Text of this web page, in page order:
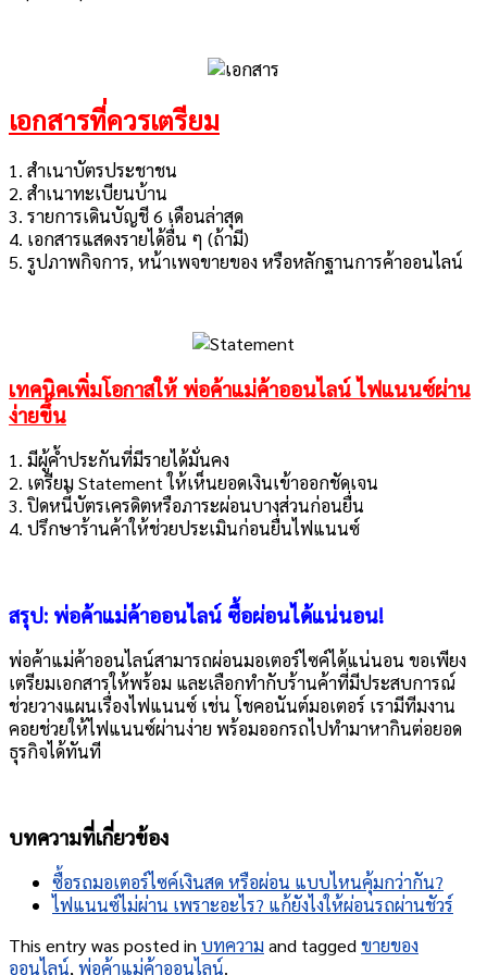
เอกสารที่ควรเตรียม
1. สำเนาบัตรประชาชน
2. สำเนาทะเบียนบ้าน
3. รายการเดินบัญชี 6 เดือนล่าสุด
4. เอกสารแสดงรายได้อื่น ๆ (ถ้ามี)
5. รูปภาพกิจการ, หน้าเพจขายของ หรือหลักฐานการค้าออนไลน์
เทคนิคเพิ่มโอกาสให้ พ่อค้าแม่ค้าออนไลน์ ไฟแนนซ์ผ่าน
ง่ายขึ้น
1. มีผู้ค้ำประกันที่มีรายได้มั่นคง
2. เตรียม Statement ให้เห็นยอดเงินเข้าออกชัดเจน
3. ปิดหนี้บัตรเครดิตหรือภาระผ่อนบางส่วนก่อนยื่น
4. ปรึกษาร้านค้าให้ช่วยประเมินก่อนยื่นไฟแนนซ์
สรุป: พ่อค้าแม่ค้าออนไลน์ ซื้อผ่อนได้แน่นอน!
พ่อค้าแม่ค้าออนไลน์สามารถผ่อนมอเตอร์ไซค์ได้แน่นอน ขอเพียง
เตรียมเอกสารให้พร้อม และเลือกทำกับร้านค้าที่มีประสบการณ์
ช่วยวางแผนเรื่องไฟแนนซ์ เช่น โชคอนันต์มอเตอร์ เรามีทีมงาน
คอยช่วยให้ไฟแนนซ์ผ่านง่าย พร้อมออกรถไปทำมาหากินต่อยอด
ธุรกิจได้ทันที
บทความที่เกี่ยวข้อง
ซื้อรถมอเตอร์ไซค์เงินสด หรือผ่อน แบบไหนคุ้มกว่ากัน?
ไฟแนนซ์ไม่ผ่าน เพราะอะไร? แก้ยังไงให้ผ่อนรถผ่านชัวร์
This entry was posted inบทความand taggedขายของ
ออนไลน์,พ่อค้าแม่ค้าออนไลน์.